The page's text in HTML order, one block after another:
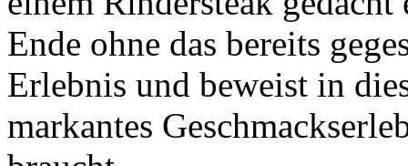
Ende ohne das bereits
Erlebnis und beweist in
markantes